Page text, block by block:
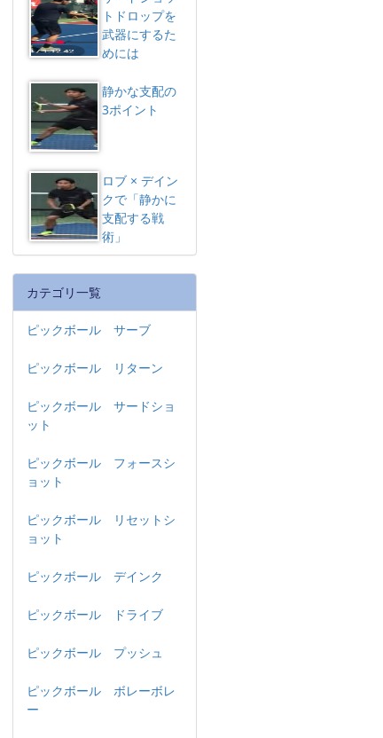
トドロップを
武器にするた
めには
静かな支配の
3ポイント
ロブ × デイン
クで「静かに
支配する戦
術」
カテゴリ一覧
ピックボール サーブ
ピックボール リターン
ピックボール サードショ
ット
ピックボール フォースシ
ョット
ピックボール リセットシ
ョット
ピックボール デインク
ピックボール ドライブ
ピックボール プッシュ
ピックボール ボレーボレ
ー